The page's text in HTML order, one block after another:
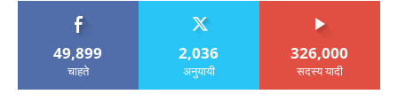
49,899
चाहते
2,036
अनुयायी
326,000
सदस्य यादी